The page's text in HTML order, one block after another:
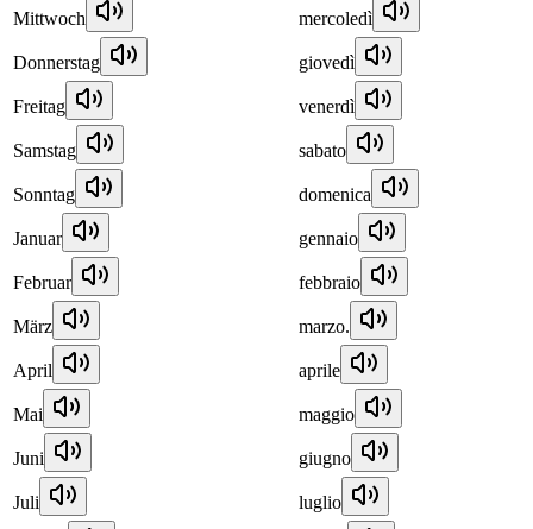
Mittwoch mercoledì
Donnerstag giovedì
Freitag venerdì
Samstag sabato
Sonntag domenica
Januar gennaio
Februar febbraio
März marzo.
April aprile
Mai maggio
Juni giugno
Juli luglio